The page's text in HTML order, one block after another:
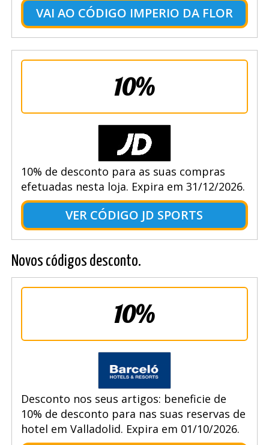
VAI AO CÓDIGO IMPERIO DA FLOR
10%
10% de desconto para as suas compras
efetuadas nesta loja. Expira em 31/12/2026.
VER CÓDIGO JD SPORTS
Novos códigos desconto.
10%
Desconto nos seus artigos: beneficie de
10% de desconto para nas suas reservas de
hotel em Valladolid. Expira em 01/10/2026.